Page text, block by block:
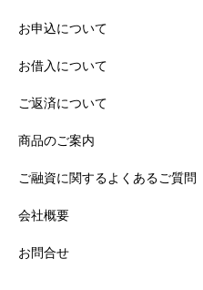
お申込について
お借入について
ご返済について
商品のご案内
ご融資に関するよくあるご質問
会社概要
お問合せ